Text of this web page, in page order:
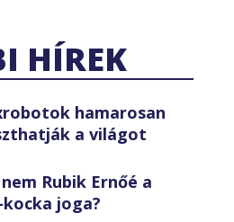
HÍREK
hamarosan
a világot
Rubik Ernőé a
kocka joga?